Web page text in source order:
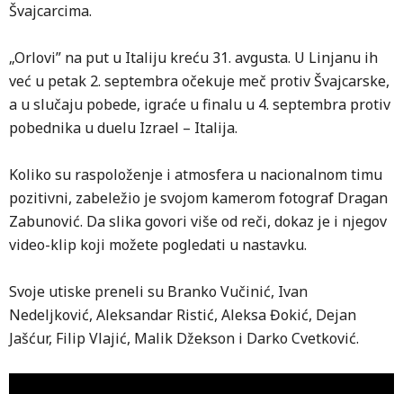
Švajcarcima.
„Orlovi” na put u Italiju kreću 31. avgusta. U Linjanu ih
već u petak 2. septembra očekuje meč protiv Švajcarske,
a u slučaju pobede, igraće u finalu u 4. septembra protiv
pobednika u duelu Izrael – Italija.
Koliko su raspoloženje i atmosfera u nacionalnom timu
pozitivni, zabeležio je svojom kamerom fotograf Dragan
Zabunović. Da slika govori više od reči, dokaz je i njegov
video-klip koji možete pogledati u nastavku.
Svoje utiske preneli su Branko Vučinić, Ivan
Nedeljković, Aleksandar Ristić, Aleksa Đokić, Dejan
Jašćur, Filip Vlajić, Malik Džekson i Darko Cvetković.